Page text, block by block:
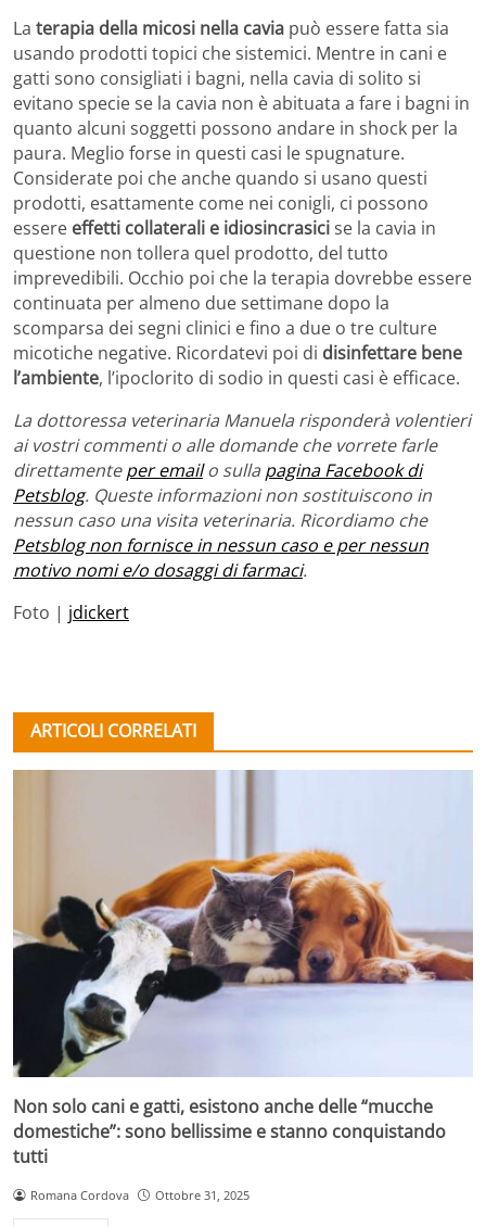
La terapia della micosi nella cavia può essere fatta sia
usando prodotti topici che sistemici. Mentre in cani e
gatti sono consigliati i bagni, nella cavia di solito si
evitano specie se la cavia non è abituata a fare i bagni in
quanto alcuni soggetti possono andare in shock per la
paura. Meglio forse in questi casi le spugnature.
Considerate poi che anche quando si usano questi
prodotti, esattamente come nei conigli, ci possono
essere effetti collaterali e idiosincrasicise la cavia in
questione non tollera quel prodotto, del tutto
imprevedibili. Occhio poi che la terapia dovrebbe essere
continuata per almeno due settimane dopo la
scomparsa dei segni clinici e fino a due o tre culture
micotiche negative. Ricordatevi poi di disinfettare bene
l’ambiente, l’ipoclorito di sodio in questi casi è efficace.
La dottoressa veterinaria Manuela risponderà volentieri
ai vostri commenti o alle domande che vorrete farle
direttamenteper emailo sulla pagina Facebook di
Petsblog. Queste informazioni non sostituiscono in
nessun caso una visita veterinaria. Ricordiamo che
Petsblog non fornisce in nessun caso e per nessun
motivo nomi e/o dosaggi di farmaci.
Foto | jdickert
ARTICOLI CORRELATI
Non solo cani e gatti, esistono anche delle “mucche
domestiche”: sono bellissime e stanno conquistando
tutti
Romana Cordova Ottobre 31, 2025